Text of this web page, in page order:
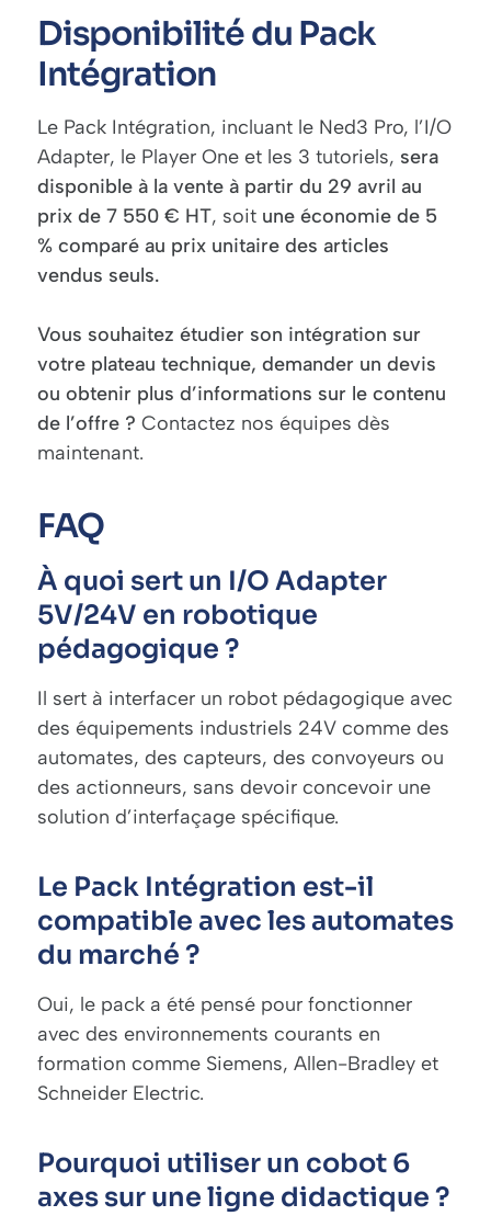
Disponibilité du Pack
Intégration
Le Pack Intégration, incluant le Ned3 Pro, l’I/O
Adapter, le Player One et les 3 tutoriels, sera
disponible à la vente à partir du 29 avril au
prix de 7 550 € HT, soit une économie de 5
% comparé au prix unitaire des articles
vendus seuls.
Vous souhaitez étudier son intégration sur
votre plateau technique, demander un devis
ou obtenir plus d’informations sur le contenu
de l’offre ? Contactez nos équipes dès
maintenant.
FAQ
À quoi sert un I/O Adapter
5V/24V en robotique
pédagogique ?
Il sert à interfacer un robot pédagogique avec
des équipements industriels 24V comme des
automates, des capteurs, des convoyeurs ou
des actionneurs, sans devoir concevoir une
solution d’interfaçage spécifique.
Le Pack Intégration est-il
compatible avec les automates
du marché ?
Oui, le pack a été pensé pour fonctionner
avec des environnements courants en
formation comme Siemens, Allen-Bradley et
Schneider Electric.
Pourquoi utiliser un cobot 6
axes sur une ligne didactique ?